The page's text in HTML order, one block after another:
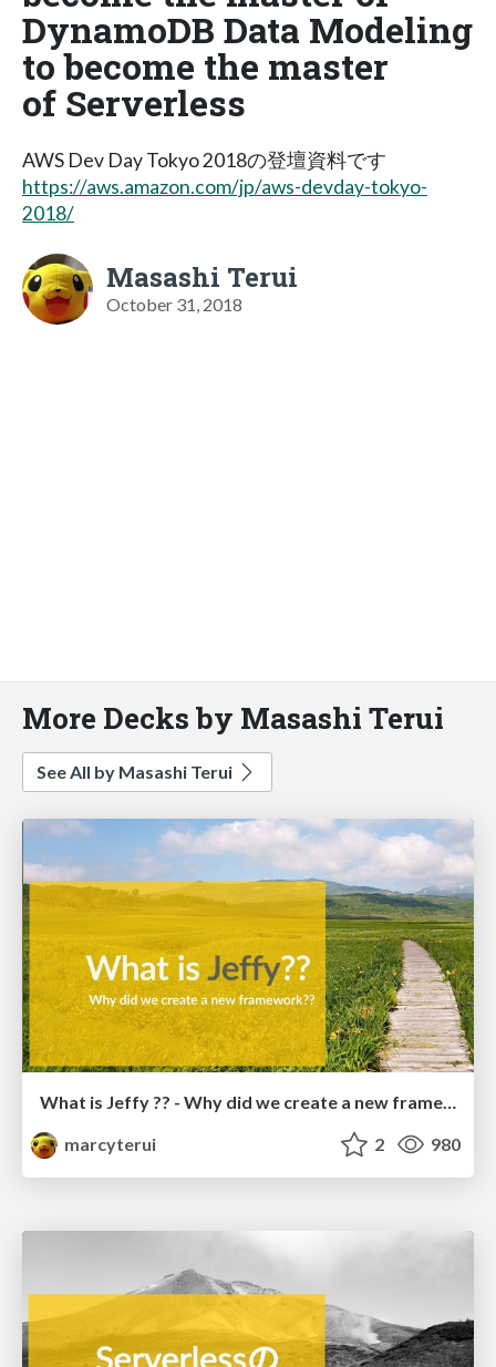
DynamoDB Data Modeling
to become the master
of Serverless
AWS Dev Day Tokyo 2018の登壇資料です
https://aws.amazon.com/jp/aws-devday-tokyo-
2018/
Masashi Terui
October 31, 2018
More Decks by Masashi Terui
See All by Masashi Terui
What is Jeffy ?? - Why did we create a new framework
marcyterui
2 980